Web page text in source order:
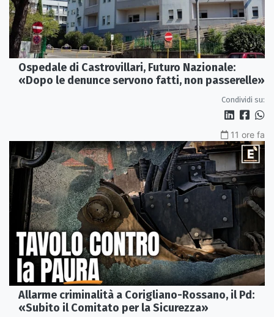
Ospedale di Castrovillari, Futuro Nazionale:
«Dopo le denunce servono fatti, non passerelle»
Condividi su:
11 ore fa
Allarme criminalità a Corigliano-Rossano, il Pd:
«Subito il Comitato per la Sicurezza»